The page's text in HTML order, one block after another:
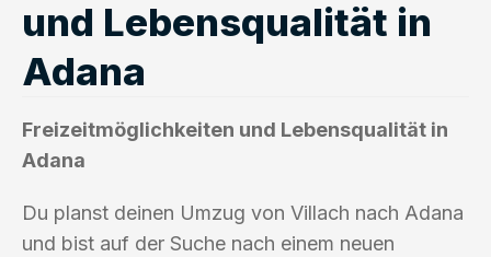
und Lebensqualität in
Adana
Freizeitmöglichkeiten und Lebensqualität in
Adana
Du planst deinen Umzug von Villach nach Adana
und bist auf der Suche nach einem neuen